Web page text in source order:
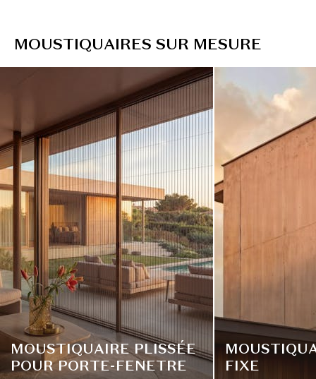
MOUSTIQUAIRES SUR MESURE
MOUSTIQUAIRE PLISSÉE
POUR PORTE-FENETRE
FIXE